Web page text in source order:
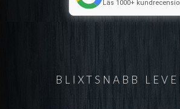
BLIXTSNABB
Läs 1000+